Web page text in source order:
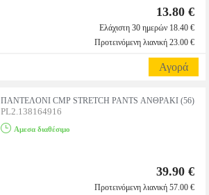
13.80 €
Ελάχιστη 30 ημερών 18.40 €
Προτεινόμενη λιανική 23.00 €
Αγορά
ΠΑΝΤΕΛΟΝΙ CMP STRETCH PANTS ΑΝΘΡΑΚΙ (56)
PL2.138164916
Αμεσα διαθέσιμο
39.90 €
Προτεινόμενη λιανική 57.00 €